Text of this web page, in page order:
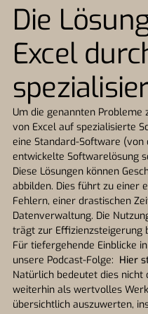
Die
Excel
Um die genannten
von Excel auf spezialisierte
eine Standard-Software
entwickelte Softwarelösung
Diese Lösungen können
abbilden. Dies führt zu einer
Fehlern, einer drastischen
Datenverwaltung. Die
trägt zur Effizienzsteigerung
Für tiefergehende Einblicke
unsere Podcast-Folge: Hier
Natürlich bedeutet dies nicht
weiterhin als wertvolles
übersichtlich auszuwerten,